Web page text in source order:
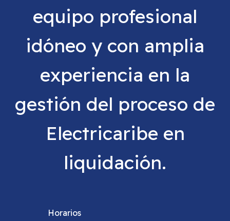
equipo profesional
idóneo y con amplia
experiencia en la
gestión del proceso de
Electricaribe en
liquidación.
Horarios